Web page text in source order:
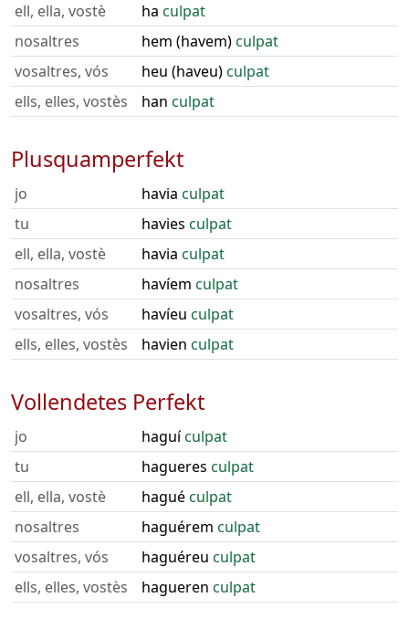
ell, ella, vostè
ha culpat
nosaltres
hem (havem)culpat
vosaltres, vós
heu (haveu)culpat
ells, elles, vostès
han culpat
Plusquamperfekt
jo havia culpat
tu
havies culpat
ell, ella, vostè
havia culpat
nosaltres
havíem culpat
vosaltres, vós
havíeu culpat
ells, elles, vostès
havien culpat
Vollendetes Perfekt
jo haguículpat
tu
hagueres culpat
ell, ella, vostè
haguéculpat
nosaltres
haguérem culpat
vosaltres, vós
haguéreu culpat
ells, elles, vostès
hagueren culpat